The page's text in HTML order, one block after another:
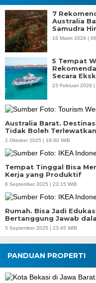
7
Australia
Samudra
16 Maret 2026 |
5 Tempat
Secara
23 Februari 2026 |
Australia Barat.
Tidak Boleh Terlewatkan
2 Oktober 2025 | 18:00 WIB
Tempat Tinggal Bisa
Kerja yang Produktif
6 September 2025 | 23:15 WIB
Rumah. Bisa Jadi
Bertanggung Jawab
5 September 2025 | 23:45 WIB
PANDUAN PROPERTI